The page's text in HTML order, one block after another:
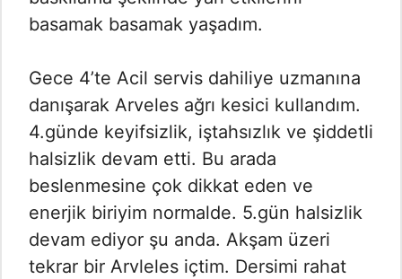
basamak basamak yaşadım.
Gece 4’te Acil servis dahiliye uzmanına
danışarak Arveles ağrı kesici kullandım.
4.günde keyifsizlik, iştahsızlık ve şiddetli
halsizlik devam etti. Bu arada
beslenmesine çok dikkat eden ve
enerjik biriyim normalde. 5.gün halsizlik
devam ediyor şu anda. Akşam üzeri
tekrar bir Arvleles içtim. Dersimi rahat